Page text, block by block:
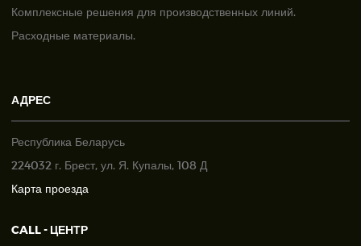
Комплексные решения для производственных линий.
Расходные материалы.
АДРЕС
Республика Беларусь
224032 г. Брест, ул. Я. Купалы, 108 Д
Карта проезда
CALL - ЦЕНТР